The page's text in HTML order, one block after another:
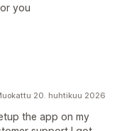
you
20. huhtikuu 2026
the app on my